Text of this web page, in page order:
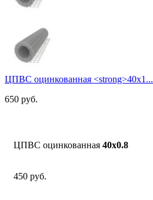
ЦПВС оцинкованная <strong>40х1...
650 руб.
ЦПВС оцинкованная 40х0.8
450 руб.